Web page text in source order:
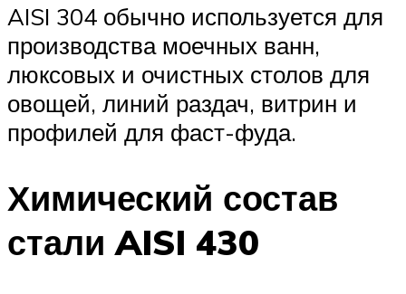
AISI 304 обычно используется для
производства моечных ванн,
люксовых и очистных столов для
овощей, линий раздач, витрин и
профилей для фаст-фуда.
Химический состав
стали AISI 430